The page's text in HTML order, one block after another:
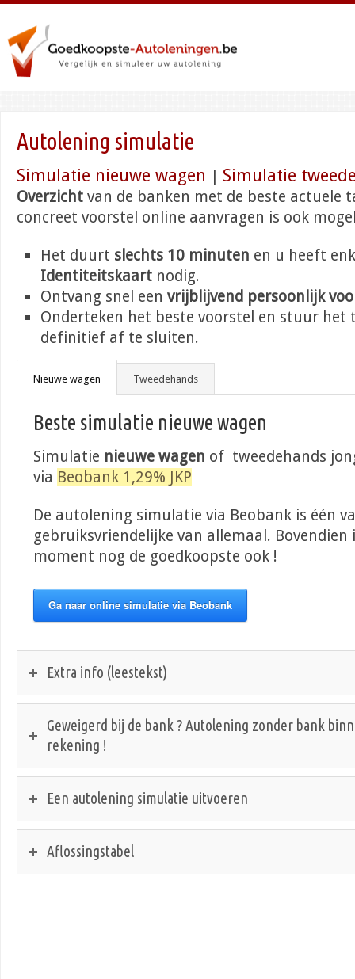
Autolening simulatie
Simulatie nieuwe wagen Simulatie
Overzicht van de banken met de beste actuele
concreet voorstel online aanvragen is ook
Het duurt slechts 10 minuten en u heeft
Identiteitskaart nodig.
Ontvang snel een vrijblijvend persoonlijk
Onderteken het beste voorstel en stuur het
definitief af te sluiten.
Nieuwe wagen Tweedehands
Beste simulatie nieuwe wagen
Simulatie nieuwe wagen of tweedehands
via Beobank 1,29% JKP
De autolening simulatie via Beobank is één
gebruiksvriendelijke van allemaal. Bovendien
moment nog de goedkoopste ook !
Ga naar online simulatie via Beobank
Extra info (leestekst)
Geweigerd bij de bank ? Autolening zonder bank
rekening !
Een autolening simulatie uitvoeren
Aflossingstabel